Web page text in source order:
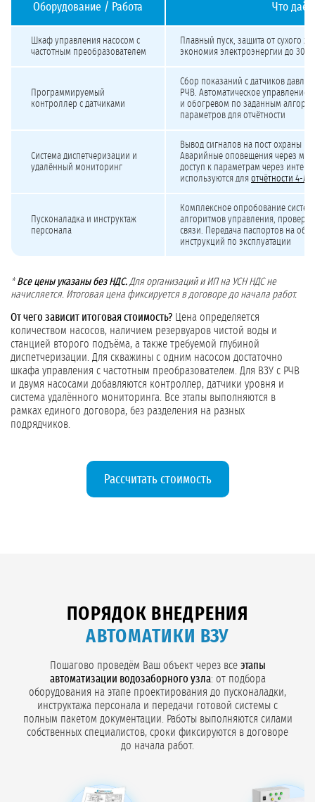
Оборудование / Работа Что даёт
Шкаф управления насосом с
частотным преобразователем
Плавный пуск, защита от сухого
экономия электроэнергии до
Программируемый
контроллер с датчиками
Сбор показаний с датчиков
РЧВ. Автоматическое управление
и обогревом по заданным
параметров для отчётности
Система диспетчеризации и
удалённый мониторинг
Вывод сигналов на пост охраны
Аварийные оповещения через
доступ к параметрам через
используются для отчётности 4-ЛС
Пусконаладка и инструктаж
персонала
Комплексное опробование
алгоритмов управления,
связи. Передача паспортов на
инструкций по эксплуатации
* Все цены указаны без НДС. Для организаций и ИП на УСН НДС не
начисляется. Итоговая цена фиксируется в договоре до начала работ.
От чего зависит итоговая стоимость? Цена определяется
количеством насосов, наличием резервуаров чистой воды и
станцией второго подъёма, а также требуемой глубиной
диспетчеризации. Для скважины с одним насосом достаточно
шкафа управления с частотным преобразователем. Для ВЗУ с РЧВ
и двумя насосами добавляются контроллер, датчики уровня и
система удалённого мониторинга. Все этапы выполняются в
рамках единого договора, без разделения на разных
подрядчиков.
Рассчитать стоимость
ПОРЯДОК ВНЕДРЕНИЯ
АВТОМАТИКИ ВЗУ
Пошагово проведём Ваш объект через все этапы
автоматизации водозаборного узла: от подбора
оборудования на этапе проектирования до пусконаладки,
инструктажа персонала и передачи готовой системы с
полным пакетом документации. Работы выполняются силами
собственных специалистов, сроки фиксируются в договоре
до начала работ.